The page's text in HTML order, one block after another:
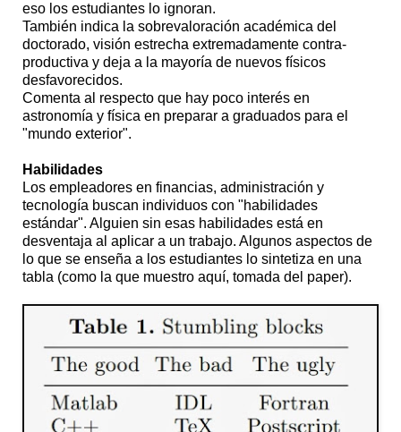
eso los estudiantes lo ignoran.
También indica la sobrevaloración académica del
doctorado, visión estrecha extremadamente contra-
productiva y deja a la mayoría de nuevos físicos
desfavorecidos.
Comenta al respecto que hay poco interés en
astronomía y física en preparar a graduados para el
"mundo exterior".
Habilidades
Los empleadores en financias, administración y
tecnología buscan individuos con "habilidades
estándar". Alguien sin esas habilidades está en
desventaja al aplicar a un trabajo. Algunos aspectos de
lo que se enseña a los estudiantes lo sintetiza en una
tabla (como la que muestro aquí, tomada del paper).